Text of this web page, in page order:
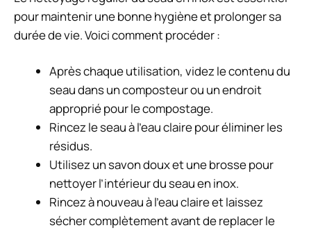
pour maintenir une bonne hygiène et prolonger sa
durée de vie. Voici comment procéder :
Après chaque utilisation, videz le contenu du
seau dans un composteur ou un endroit
approprié pour le compostage.
Rincez le seau à l’eau claire pour éliminer les
résidus.
Utilisez un savon doux et une brosse pour
nettoyer l’intérieur du seau en inox.
Rincez à nouveau à l’eau claire et laissez
sécher complètement avant de replacer le